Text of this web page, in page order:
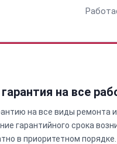
на все
на все виды ремонта
гарантийного срока
в приоритетном порядке.